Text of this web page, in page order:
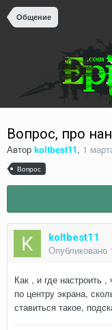
Общение
Вопрос, про
Автор koltbest11, 1
Вопрос
koltbest11
Опубликовано
Как , и где настроить
по центру экрана,
ставиться такое,